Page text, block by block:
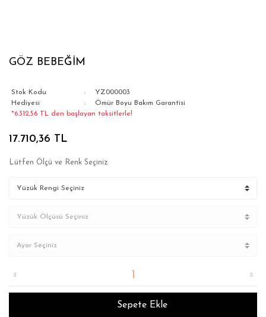
GÖZ BEBEĞİM
Stok Kodu
YZ000003
Hediyesi
Ömür Boyu Bakım Garantisi
*6.312,56 TL den başlayan taksitlerle!
17.710,36 TL
Lütfen Ölçü ve Renk Seçiniz
Sepete Ekle